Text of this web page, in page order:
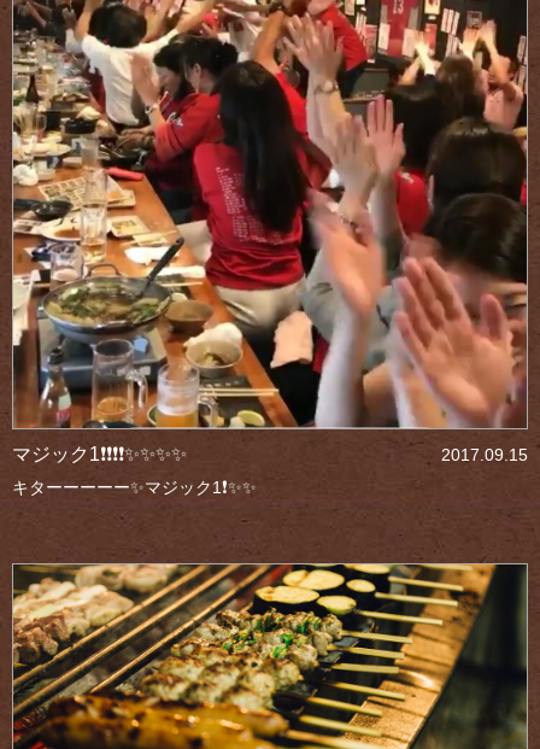
2017.09.15
マジック1❗❗❗❗✨✨✨✨
キターーーーー✨マジック1❗✨✨